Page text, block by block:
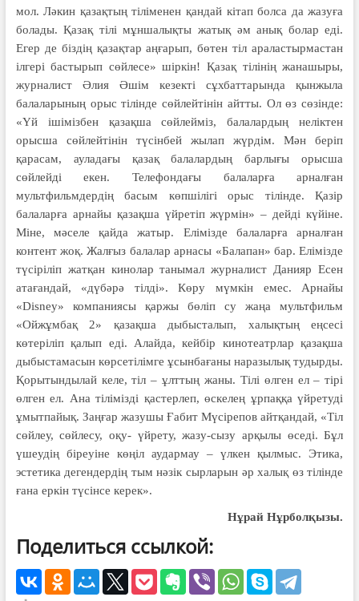
мол. Ләкин қазақтың тіліменен қандай кітап болса да жазуға
болады. Қазақ тілі мұншалықты жатық әм анық болар еді.
Егер де біздің қазақтар аңғарып, бөтен тіл араластырмастан
ілгері бастырып сөйлесе» шіркін! Қазақ тілінің жанашыры,
журналист Әлия Әшім кезекті сұхбаттарында қынжыла
балаларының орыс тілінде сөйлейтінін айтты. Ол өз сөзінде:
«Үй ішімізбен қазақша сөйлейміз, балалардың неліктен
орысша сөйлейтінін түсінбей жылап жүрдім. Мән беріп
қарасам, ауладағы қазақ балалардың барлығы орысша
сөйлейді екен. Телефондағы балаларға арналған
мультфильмдердің басым көпшілігі орыс тілінде. Қазір
балаларға арнайы қазақша үйретіп жүрмін» – дейді күйіне.
Міне, мәселе қайда жатыр. Елімізде балаларға арналған
контент жоқ. Жалғыз балалар арнасы «Балапан» бар. Елімізде
түсіріліп жатқан кинолар танымал журналист Данияр Есен
атағандай, «дүбәрә тілді». Көру мүмкін емес. Арнайы
«Disney» компаниясы қаржы бөліп су жаңа мультфильм
«Ойжұмбақ 2» қазақша дыбысталып, халықтың еңсесі
көтеріліп қалып еді. Алайда, кейбір кинотеатрлар қазақша
дыбыстамасын көрсетілімге ұсынбағаны наразылық тудырды.
Қорытындылай келе, тіл – ұлттың жаны. Тілі өлген ел – тірі
өлген ел. Ана тілімізді қастерлеп, өскелең ұрпаққа үйретуді
ұмытпайық. Заңғар жазушы Ғабит Мүсірепов айтқандай, «Тіл
сөйлеу, сөйлесу, оқу- үйрету, жазу-сызу арқылы өседі. Бұл
үшеудің біреуіне көңіл аудармау – үлкен қылмыс. Этика,
эстетика дегендердің тым нәзік сырларын әр халық өз тілінде
ғана еркін түсінсе керек».
Нұрай Нұрболқызы.
Поделиться ссылкой: